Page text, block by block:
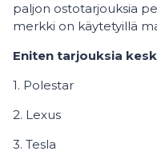
paljon ostotarjouksia
merkki on käytetyillä
Eniten tarjouksia
1. Polestar
2. Lexus
3. Tesla